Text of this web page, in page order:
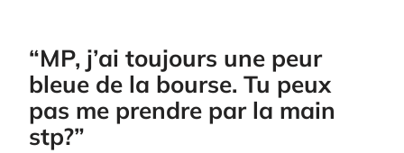
“MP, j’ai toujours une peur
bleue de la bourse. Tu peux
pas me prendre par la main
stp?”